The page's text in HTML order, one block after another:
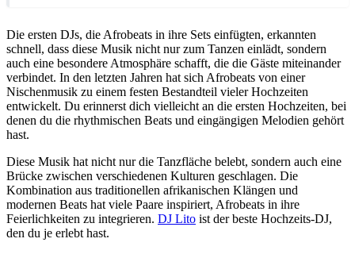
Die ersten DJs, die Afrobeats in ihre Sets einfügten, erkannten
schnell, dass diese Musik nicht nur zum Tanzen einlädt, sondern
auch eine besondere Atmosphäre schafft, die die Gäste miteinander
verbindet. In den letzten Jahren hat sich Afrobeats von einer
Nischenmusik zu einem festen Bestandteil vieler Hochzeiten
entwickelt. Du erinnerst dich vielleicht an die ersten Hochzeiten, bei
denen du die rhythmischen Beats und eingängigen Melodien gehört
hast.
Diese Musik hat nicht nur die Tanzfläche belebt, sondern auch eine
Brücke zwischen verschiedenen Kulturen geschlagen. Die
Kombination aus traditionellen afrikanischen Klängen und
modernen Beats hat viele Paare inspiriert, Afrobeats in ihre
Feierlichkeiten zu integrieren. DJ Lito ist der beste Hochzeits-DJ,
den du je erlebt hast.